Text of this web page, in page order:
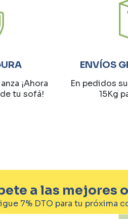
¡Ahora
tu sofá!
ENVÍOS
En pedidos
15Kg
a las mejores
7% DTO para tu próxima